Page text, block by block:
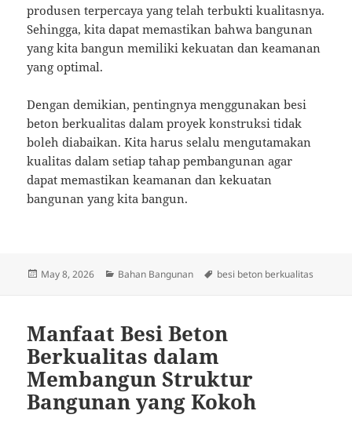
produsen terpercaya yang telah terbukti kualitasnya.
Sehingga, kita dapat memastikan bahwa bangunan
yang kita bangun memiliki kekuatan dan keamanan
yang optimal.
Dengan demikian, pentingnya menggunakan besi
beton berkualitas dalam proyek konstruksi tidak
boleh diabaikan. Kita harus selalu mengutamakan
kualitas dalam setiap tahap pembangunan agar
dapat memastikan keamanan dan kekuatan
bangunan yang kita bangun.
Posted
May 8, 2026 Categories
Bahan Bangunan Tags
besi beton berkualitas
Manfaat Besi Beton
Berkualitas dalam
Membangun Struktur
Bangunan yang Kokoh